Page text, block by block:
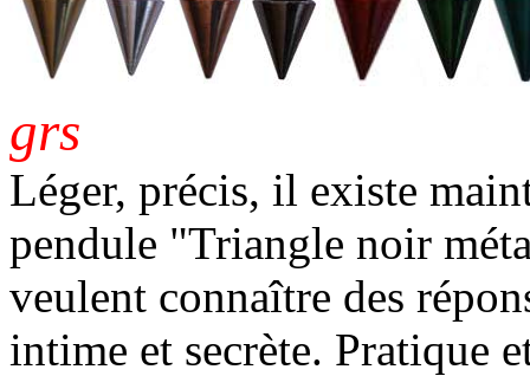
grs
Léger, précis, il existe
pendule "Triangle noir
veulent connaître des
intime et secrète. Pratique